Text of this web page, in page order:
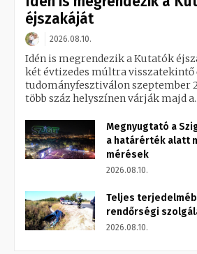
éjszakáját
2026.08.10.
Idén is megrendezik a Kutatók
két évtizedes múltra visszatekintő
tudományfesztiválon szeptember
több száz helyszínen várják majd
Megnyugtató a
a határérték alatt
mérések
2026.08.10.
Teljes
rendőrségi
2026.08.10.